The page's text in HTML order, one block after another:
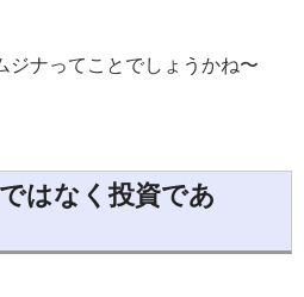
ジナってことでしょうかね〜
はなく投資であ